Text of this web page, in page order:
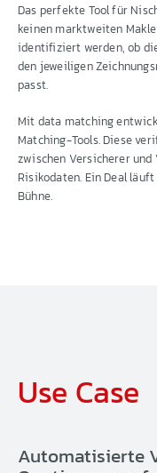
Das perfekte Tool für
keinen marktweiten
identifiziert werden, ob
den jeweiligen
passt.
Mit data matching
Matching-Tools. Diese
zwischen Versicherer
Risikodaten. Ein Deal
Bühne.
Use Case
Automatisierte